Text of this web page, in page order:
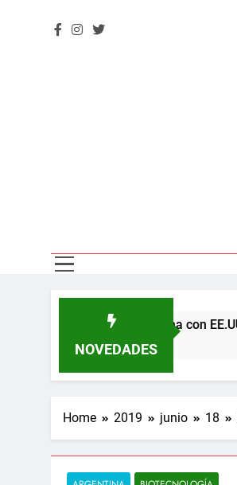
NOVEDADES
y tensiona con EE.UU.
Home 2019 junio 18